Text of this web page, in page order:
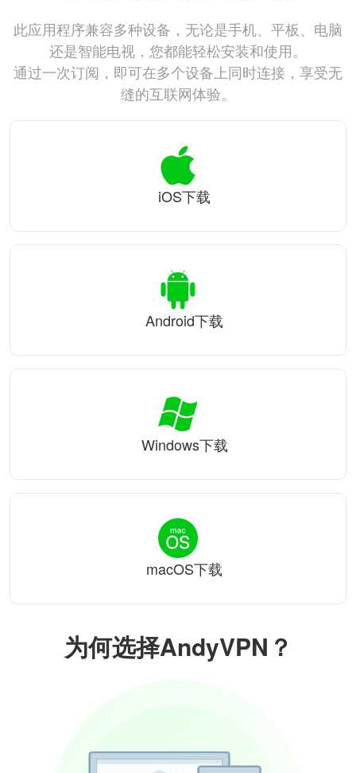
为何选择AndyVPN？
此应用程序兼容多种设备，无论是手机、平板、电脑
还是智能电视，您都能轻松安装和使用。
通过一次订阅，即可在多个设备上同时连接，享受无
缝的互联网体验。
iOS下载
Android下载
Windows下载
macOS下载